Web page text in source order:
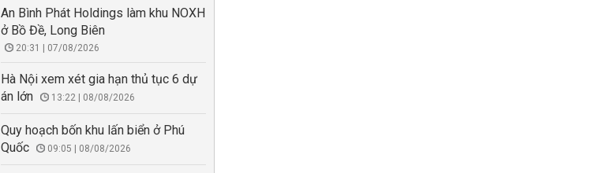
An Bình Phát Holdings làm khu NOXH
ở Bồ Đề, Long Biên
20:31 | 07/08/2026
Hà Nội xem xét gia hạn thủ tục 6 dự
án lớn
13:22 | 08/08/2026
Quy hoạch bốn khu lấn biển ở Phú
Quốc
09:05 | 08/08/2026